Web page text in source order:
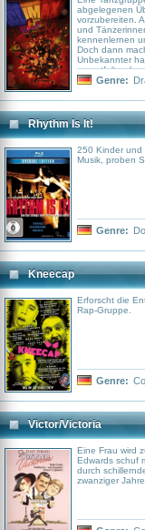
abgelegenen
vorzubereiten.
und
kennenlernen
Doch dann
Unbekannter
zu entfalten
sich unter den
Genre:
Rhythm Is It!
250 Kinder und
Musik, proben
Genre:
Kneecap
Erforscht die
Rap-Gruppe.
Genre:
Victor/Victoria
Eine Frau wird
Edwards schuf
durch
zwanziger Jahre.